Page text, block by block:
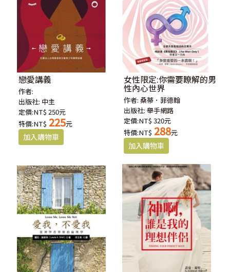
戀愛講義
作者:
出版社: 中主
定價:NT$ 250元
特價:NT$ 225元
女性限定:你需要瞭解的男
性內心世界
作者:桑蒂．菲德翰
出版社:舉手網路
定價:NT$ 320元
特價:NT$ 288元